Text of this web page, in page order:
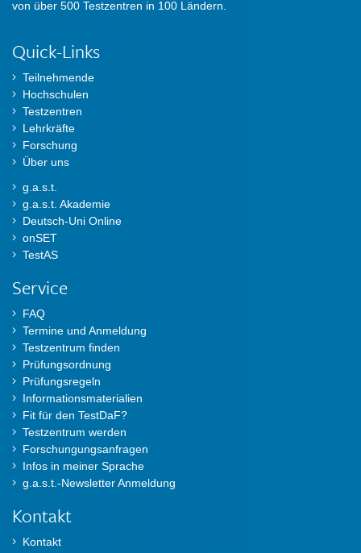
von über 500 Testzentren in 100 Ländern.
Quick-Links
Teilnehmende
Hochschulen
Testzentren
Lehrkräfte
Forschung
Über uns
g.a.s.t.
g.a.s.t. Akademie
Deutsch-Uni Online
onSET
TestAS
Service
FAQ
Termine und Anmeldung
Testzentrum finden
Prüfungsordnung
Prüfungsregeln
Informationsmaterialien
Fit für den TestDaF?
Testzentrum werden
Forschungungsanfragen
Infos in meiner Sprache
g.a.s.t.-Newsletter Anmeldung
Kontakt
Kontakt